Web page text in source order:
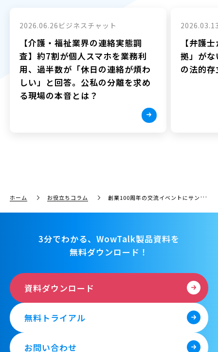
2026.06.26 ビジネスチャット
【介護・福祉業界の連絡実態調
査】約7割が個人スマホを業務利
用、過半数が「休日の連絡が煩わ
しい」と回答。公私の分離を求め
る現場の本音とは？
【弁護
拠」が
の法的
ホーム お役立ちコラム 創業100周年の交流イベントにサンクス機能を活用—青木フルーツ株式会社—
3分でわかる、WowTalk製品資料を
無料ダウンロード！
資料ダウンロード
無料トライアル
お問い合わせ